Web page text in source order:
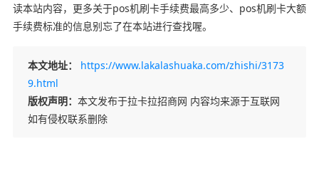
读本站内容，更多关于pos机刷卡手续费最高多少、pos机刷卡大额
手续费标准的信息别忘了在本站进行查找喔。
本文地址：
https://www.lakalashuaka.com/zhishi/3173
9.html
版权声明： 本文发布于拉卡拉招商网 内容均来源于互联网
如有侵权联系删除